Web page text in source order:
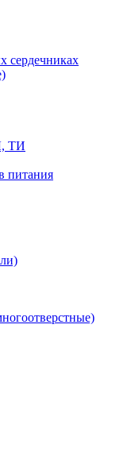
сердечниках
ТИ
питания